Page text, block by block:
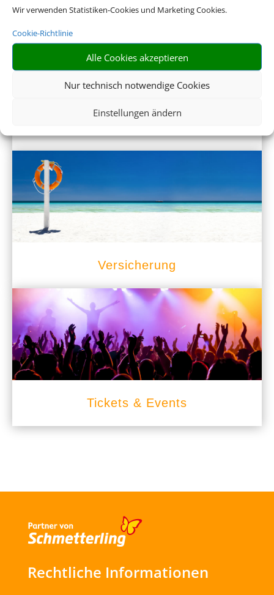
Wir verwenden Statistiken-Cookies und Marketing Cookies.
Cookie-Richtlinie
Alle Cookies akzeptieren
Nur technisch notwendige Cookies
Einstellungen ändern
Versicherung
Tickets & Events
Rechtliche Informationen